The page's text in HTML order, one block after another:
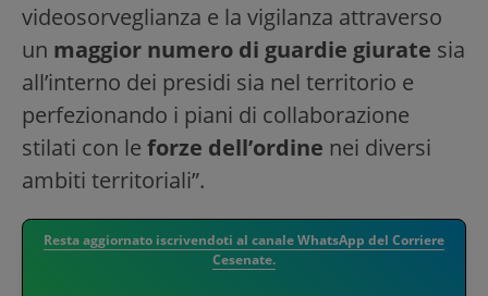
videosorveglianza e la vigilanza attraverso
un maggior numero di guardie giurate sia
all’interno dei presidi sia nel territorio e
perfezionando i piani di collaborazione
stilati con le forze dell’ordine nei diversi
ambiti territoriali”.
Resta aggiornato iscrivendoti al canale WhatsApp del Corriere
Cesenate.